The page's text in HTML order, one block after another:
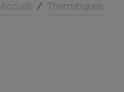
Accueil / Thématiques